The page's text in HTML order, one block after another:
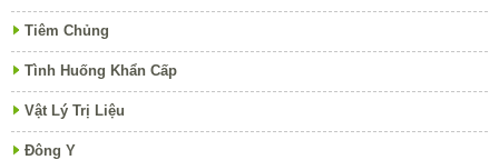
Tiêm Chủng
Tình Huống Khẩn Cấp
Vật Lý Trị Liệu
Đông Y